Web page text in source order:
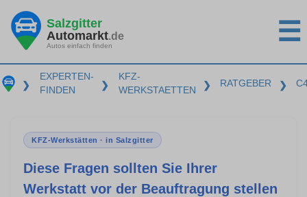
Salzgitter
Automarkt.de
Autos einfach finden ☰
❯
EXPERTEN-
FINDEN
❯
KFZ-
WERKSTAETTEN
❯ RATGEBER ❯
KFZ-Werkstätten · in Salzgitter
Diese Fragen sollten Sie Ihrer
Werkstatt vor der Beauftragung stellen